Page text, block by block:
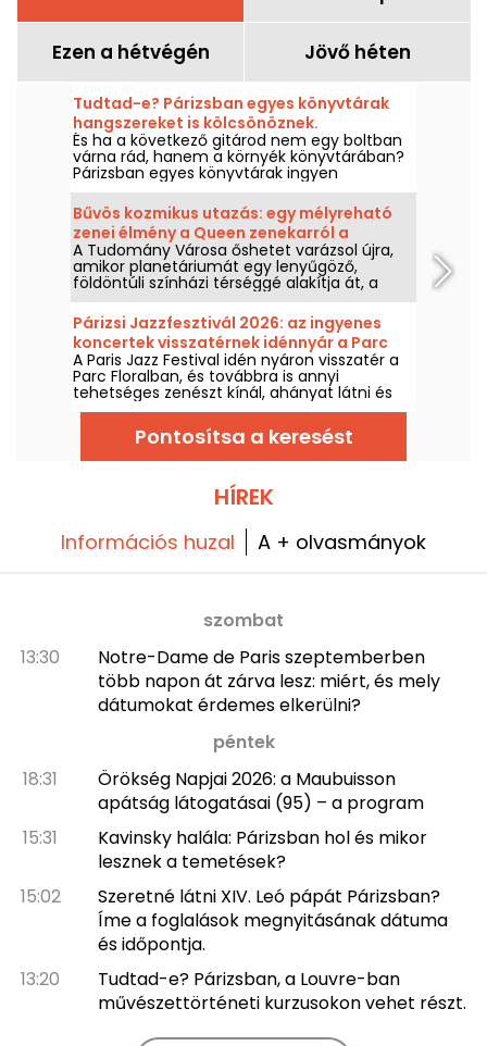
Ezen a hétvégén Jövő héten
Tudtad-e? Párizsban egyes könyvtárak
hangszereket is kölcsönöznek.
És ha a következő gitárod nem egy boltban
várna rád, hanem a környék könyvtárában?
Párizsban egyes könyvtárak ingyen
kölcsönöznek hangszereket, hogy felfedezd
őket, újrakezdj, vagy egyszerűen csak ki merj
próbálni.
Bűvös kozmikus utazás: egy mélyreható
zenei élmény a Queen zenekarról a
Tudomány Városában
A Tudomány Városa őshetet varázsol újra,
amikor planetáriumát egy lenyűgöző,
földöntúli színházi térséggé alakítja át, a
„Csillagok öröksége” című zenei élménnyel,
mely tiszteleg a legendás Queen együttes
előtt.
Párizsi Jazzfesztivál 2026: az ingyenes
koncertek visszatérnek idénnyár a Parc
Floralban, a program
A Paris Jazz Festival idén nyáron visszatér a
Parc Floralban, és továbbra is annyi
tehetséges zenészt kínál, ahányat látni és
hallgatni lehet egy bucolikus környezetben.
Íme az ingyenes koncertek programja,
amelyet 2026. június 24-től szeptember 6-ig
érdemes felfedezni!
Pontosítsa a keresést
HÍREK
Információs huzal A + olvasmányok
szombat
13:30
Notre-Dame de Paris szeptemberben
több napon át zárva lesz: miért, és mely
dátumokat érdemes elkerülni?
péntek
18:31
Örökség Napjai 2026: a Maubuisson
apátság látogatásai (95) – a program
15:31
Kavinsky halála: Párizsban hol és mikor
lesznek a temetések?
15:02
Szeretné látni XIV. Leó pápát Párizsban?
Íme a foglalások megnyitásának dátuma
és időpontja.
13:20
Tudtad-e? Párizsban, a Louvre-ban
művészettörténeti kurzusokon vehet részt.